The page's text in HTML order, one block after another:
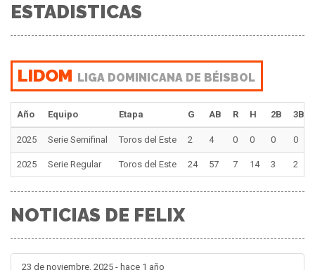
ESTADISTICAS
LIDOM LIGA DOMINICANA DE BÉISBOL
Año Equipo Etapa G AB R H 2B 3B
2025 Serie Semifinal Toros del Este 2 4 0 0 0 0
2025 Serie Regular Toros del Este 24 57 7 14 3 2
NOTICIAS DE FELIX
23 de noviembre, 2025 - hace 1 año